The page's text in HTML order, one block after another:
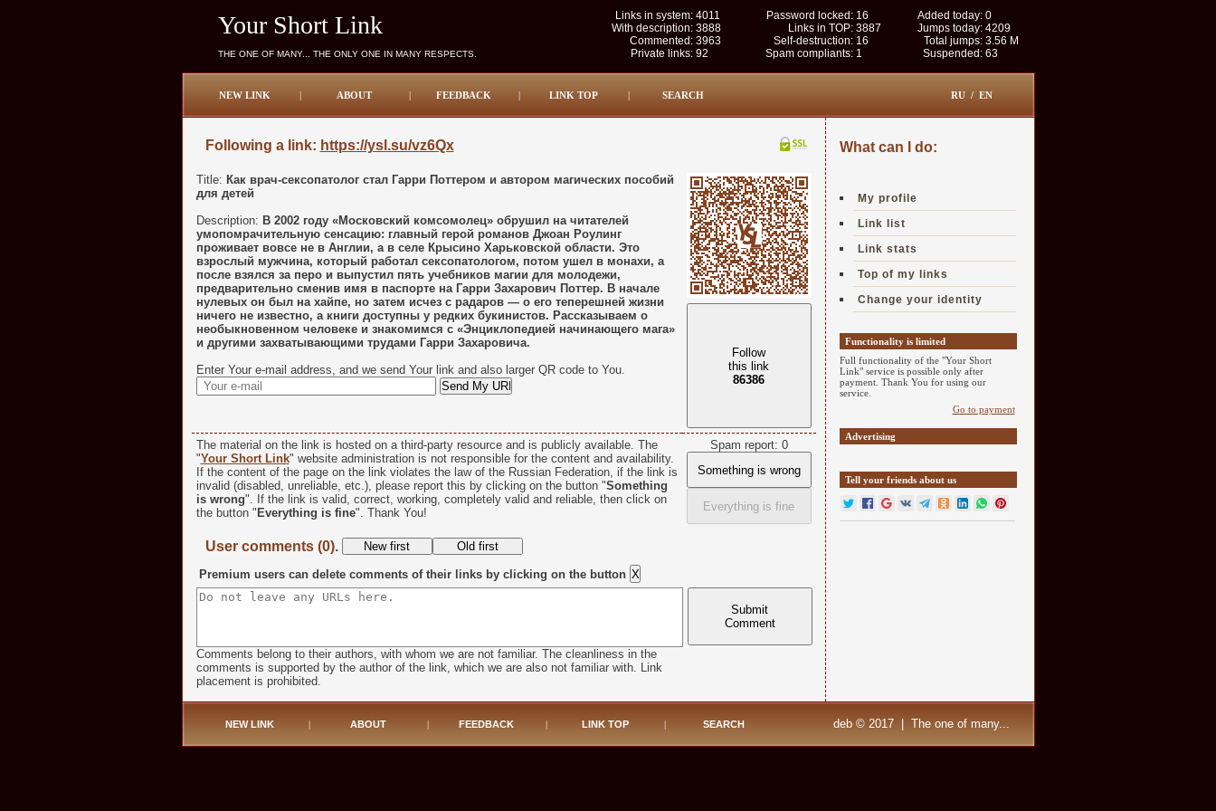
Your Short Link
THE ONE OF MANY... THE ONLY ONE IN MANY RESPECTS.
Links in system: 4011 Password locked: 16 Added today: 0
With description: 3888 Links in TOP: 3887 Jumps today: 4209
Commented: 3963 Self-destruction: 16 Total jumps: 3.56 M
Private links: 92 Spam compliants: 1 Suspended: 63
NEW LINK | ABOUT | FEEDBACK | LINK TOP | SEARCH RU / EN
Following a link: https://ysl.su/vz6Qx
Title: Как врач‑сексопатолог стал Гарри Поттером и автором магических пособий
для детей
Description: В 2002 году «Московский комсомолец» обрушил на читателей
умопомрачительную сенсацию: главный герой романов Джоан Роулинг
проживает вовсе не в Англии, а в селе Крысино Харьковской области. Это
взрослый мужчина, который работал сексопатологом, потом ушел в монахи, а
после взялся за перо и выпустил пять учебников магии для молодежи,
предварительно сменив имя в паспорте на Гарри Захарович Поттер. В начале
нулевых он был на хайпе, но затем исчез с радаров — о его теперешней жизни
ничего не известно, а книги доступны у редких букинистов. Рассказываем о
необыкновенном человеке и знакомимся с «Энциклопедией начинающего мага»
и другими захватывающими трудами Гарри Захаровича.
Enter Your e-mail address, and we send Your link and also larger QR code to You.
Follow
this link
86386
The material on the link is hosted on a third-party resource and is publicly available. The
"Your Short Link" website administration is not responsible for the content and availability.
If the content of the page on the link violates the law of the Russian Federation, if the link is
invalid (disabled, unreliable, etc.), please report this by clicking on the button "Something
is wrong". If the link is valid, correct, working, completely valid and reliable, then click on
the button " Everything is fine". Thank You!
Spam report: 0
Something is wrong
Everything is fine
User comments (0).
Premium users can delete comments of their links by clicking on the button
Comments belong to their authors, with whom we are not familiar. The cleanliness in the
comments is supported by the author of the link, which we are also not familiar with. Link
placement is prohibited.
Submit
Comment
What can I do:
My profile
Link list
Link stats
Top of my links
Change your identity
Functionality is limited
Full functionality of the "Your Short
Link" service is possible only after
payment. Thank You for using our
service.
Go to payment
Advertising
Tell your friends about us
NEW LINK ABOUT FEEDBACK LINK TOP SEARCH deb © 2017 | The one of many...